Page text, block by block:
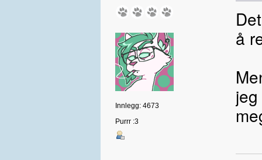
Innlegg: 4673
Purrr :3
å